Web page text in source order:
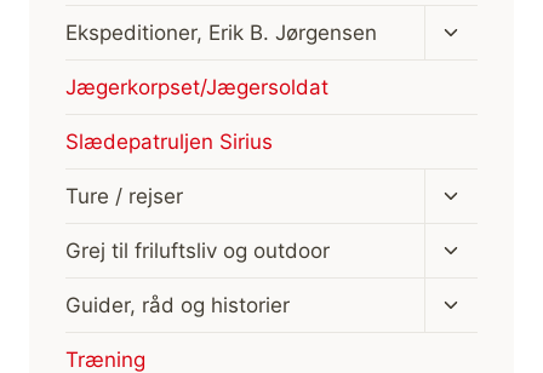
Ekspeditioner, Erik B. Jørgensen
Skift
Jægerkorpset/Jægersoldat
Slædepatruljen Sirius
Ture / rejser
Skift
Grej til friluftsliv og outdoor
Skift
Guider, råd og historier
Skift
Træning